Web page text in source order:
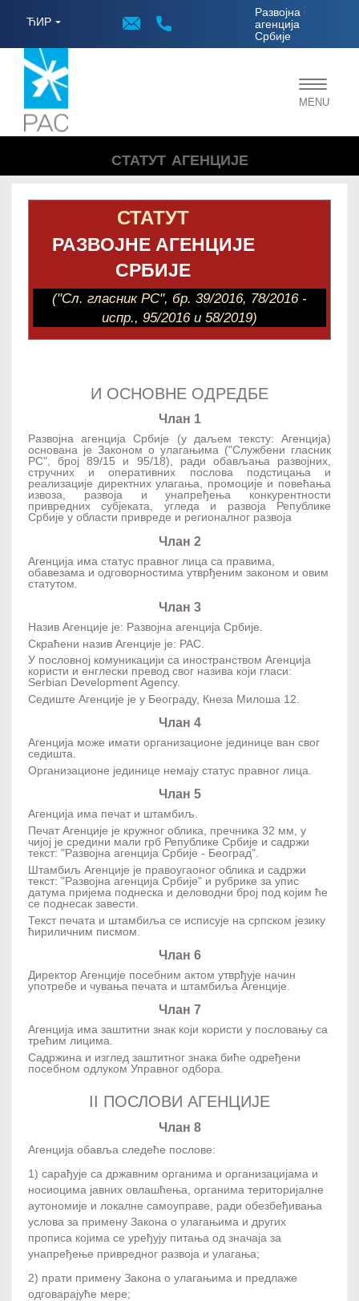
ЋИР
Развојна
агенција
Србије
;
Toggle
MENU
СТАТУТ АГЕНЦИЈЕ
СТАТУТ
РАЗВОЈНЕ АГЕНЦИЈЕ
СРБИЈЕ
("Сл. гласник РС", бр. 39/2016, 78/2016 -
испр., 95/2016 и 58/2019)
И ОСНОВНЕ ОДРЕДБЕ
Члан 1
Развојна агенција Србије (у даљем тексту: Агенција)
основана је Законом о улагањима ("Службени гласник
РС", број 89/15 и 95/18), ради обављања развојних,
стручних и оперативних послова подстицања и
реализације директних улагања, промоције и повећања
извоза, развоја и унапређења конкурентности
привредних субјеката, угледа и развоја Републике
Србије у области привреде и регионалног развоја
Члан 2
Агенција има статус правног лица са правима,
обавезама и одговорностима утврђеним законом и овим
статутом.
Члан 3
Назив Агенције је: Развојна агенција Србије.
Скраћени назив Агенције је: РАС.
У пословној комуникацији са иностранством Агенција
користи и енглески превод свог назива који гласи:
Serbian Development Agency.
Седиште Агенције је у Београду, Кнеза Милоша 12.
Члан 4
Агенција може имати организационе јединице ван свог
седишта.
Организационе јединице немају статус правног лица.
Члан 5
Агенција има печат и штамбиљ.
Печат Агенције је кружног облика, пречника 32 мм, у
чијој је средини мали грб Републике Србије и садржи
текст: "Развојна агенција Србије - Београд".
Штамбиљ Агенције је правоугаоног облика и садржи
текст: "Развојна агенција Србије" и рубрике за упис
датума пријема поднеска и деловодни број под којим ће
се поднесак завести.
Текст печата и штамбиља се исписује на српском језику
ћириличним писмом.
Члан 6
Директор Агенције посебним актом утврђује начин
употребе и чувања печата и штамбиља Агенције.
Члан 7
Агенција има заштитни знак који користи у пословању са
трећим лицима.
Садржина и изглед заштитног знака биће одређени
посебном одлуком Управног одбора.
II ПОСЛОВИ АГЕНЦИЈЕ
Члан 8
Агенција обавља следеће послове:
1) сарађује са државним органима и организацијама и
носиоцима јавних овлашћења, органима територијалне
аутономије и локалне самоуправе, ради обезбеђивања
услова за примену Закона о улагањима и других
прописа којима се уређују питања од значаја за
унапређење привредног развоја и улагања;
2) прати примену Закона о улагањима и предлаже
одговарајуће мере;